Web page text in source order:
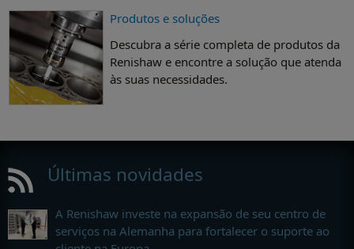
Produtos e soluções
Descubra a série completa de produtos da
Renishaw e encontre a solução que atenda
às suas necessidades.
Últimas novidades
A Renishaw investe na expansão de seu centro de
serviços na Alemanha para fortalecer o suporte ao